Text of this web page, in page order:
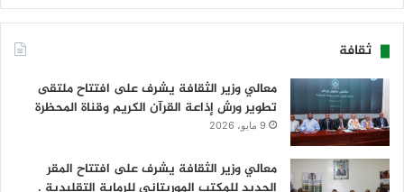
ثقافة
معالي وزير الثقافة يشرف على افتتاح ملتقى
تطوير ورش إذاعة القرآن الكريم وقناة المحظرة
9 مايو، 2026
معالي وزير الثقافة يشرف على افتتاح المقر